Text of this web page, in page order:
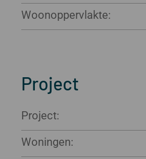
Woonoppervlakte:
Project
Project:
Woningen: